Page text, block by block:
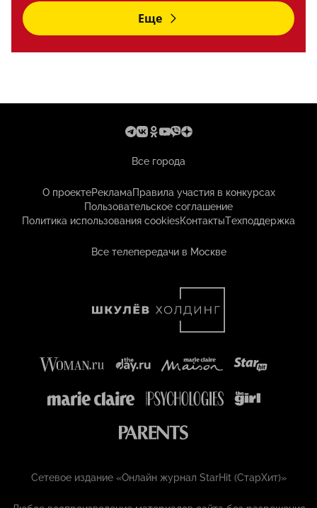
Еще
Все города
О проектеРекламаПравила участия в конкурсах
Пользовательское соглашение
Политика использования cookiesКонтактыТехподдержка
Все телепередачи в Москве
Сетевое издание «Онлайн журнал StarHit (СтарХит)»